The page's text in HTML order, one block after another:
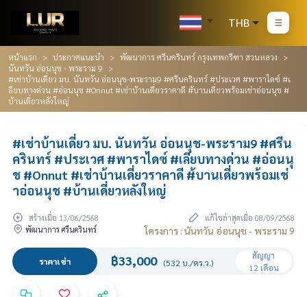
THB
หน้าแรก ประกาศแนะนำ
พัฒนาการ ศรีนครินทร์ กรุงเทพกรีฑา สวนหลวง
นันทวัน อ่อนนุช - พระราม 9
#เช่าบ้านเดี่ยว มบ. นันทวัน อ่อนนุช-พระราม9 #ศรีนครินทร์ #ประเวศ #พาราไดซ์ #เ
ลียบทางด่วน #อ่อนนุช #Onnut #เช่าบ้านเดี่ยวราคาดี #้บานเดี่ยวพร้อมเช่าอ่อนนุช #
บ้านเดี่ยวหลังใหญ่
#เช่าบ้านเดี่ยว มบ. นันทวัน อ่อนนุช-พระราม9 #ศรีน
ครินทร์ #ประเวศ #พาราไดซ์ #เลียบทางด่วน #อ่อนนุ
ช #Onnut #เช่าบ้านเดี่ยวราคาดี #้บานเดี่ยวพร้อมเช่
าอ่อนนุช #บ้านเดี่ยวหลังใหญ่
สร้างเมื่อ 13/06/2568
แก้ไขล่าสุดเมื่อ 08/09/2568
พัฒนาการ ศรีนครินทร์
โครงการ : นันทวัน อ่อนนุช - พระราม 9
ราคาเช่า ฿33,000 (532 บ./ตร.ว.)
สัญญา
12 เดือน